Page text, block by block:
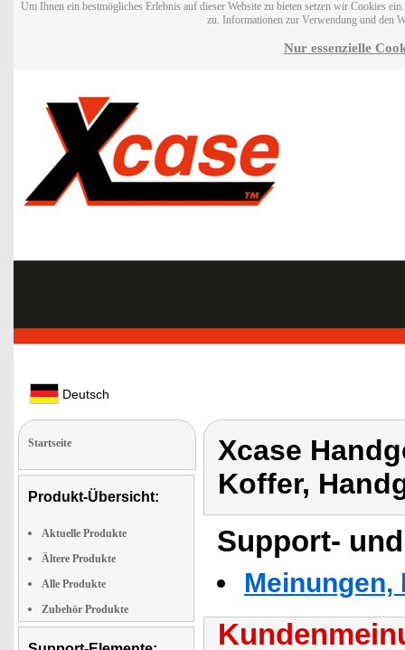
Um Ihnen ein bestmögliches Erlebnis auf dieser Website zu bieten setzen wir Cookies
zu. Informationen zur Verwendung und den
Nur essenzielle
Deutsch
Startseite
Produkt-Übersicht:
Aktuelle Produkte
Ältere Produkte
Alle Produkte
Zubehör Produkte
Xcase
Koffer,
Support-